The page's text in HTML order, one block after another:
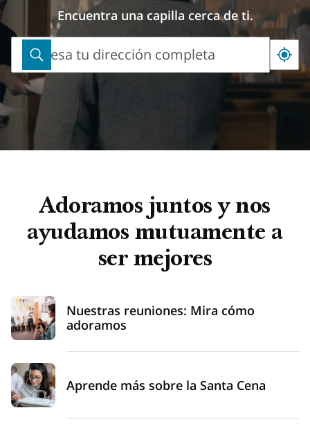
Encuentra una capilla cerca de ti.
Ingresa tu dirección completa
Ingresa
tu
dirección
Adoramos juntos y nos
ayudamos mutuamente a
ser mejores
Nuestras reuniones: Mira cómo
adoramos
Aprende más sobre la Santa Cena